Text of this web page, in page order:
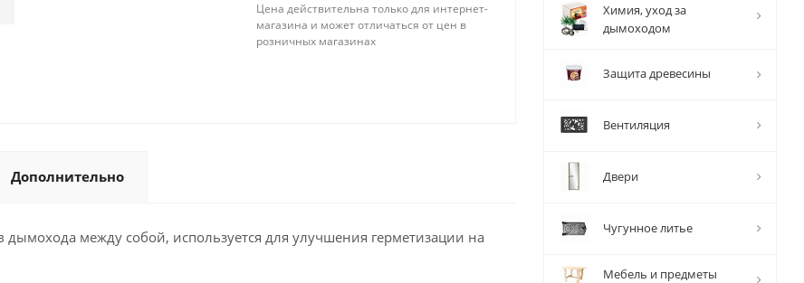
Цена действительна только для интернет-
магазина и может отличаться от цен в
розничных магазинах
Дополнительно
между собой, используется для улучшения герметизации на
Химия, уход за
дымоходом
Защита древесины
Вентиляция
Двери
Чугунное литье
Мебель и предметы